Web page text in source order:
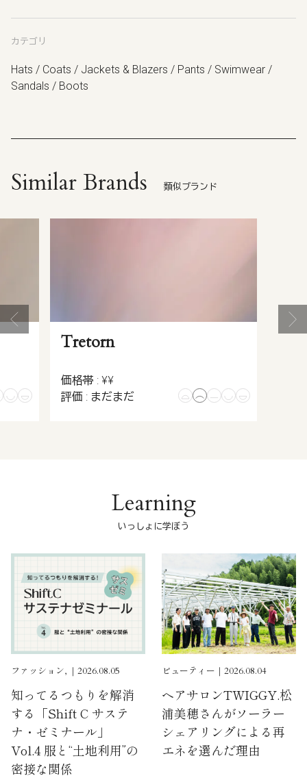
カテゴリ
Hats / Coats / Jackets & Blazers / Pants / Swimwear /
Sandals / Boots
Similar Brands 類似ブランド
Tretorn
価格帯 : ¥¥
評価 : まだまだ
Learning
いっしょに学ぼう
ファッション, ｜2026.08.05
知ってるつもりを解消
する「Shift C サステ
ナ・ゼミナール」
Vol.4 服と“土地利用”の
密接な関係
ビューティー｜2026.08.04
ヘアサロンTWIGGY.松
浦美穂さんがソーラー
シェアリングによる再
エネを選んだ理由